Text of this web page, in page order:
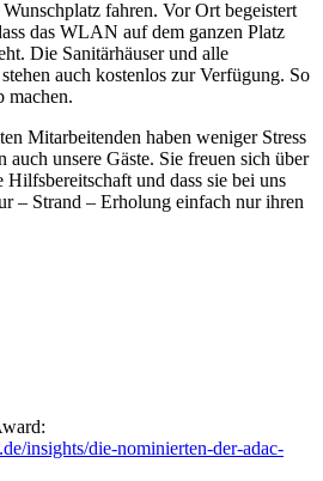
fahren. Vor Ort begeistert
das WLAN auf dem ganzen Platz
Die Sanitärhäuser und alle
auch kostenlos zur Verfügung. So
machen.
Mitarbeitenden haben weniger Stress
auch unsere Gäste. Sie freuen sich über
Hilfsbereitschaft und dass sie bei uns
– Strand – Erholung einfach nur ihren
insights/die-nominierten-der-adac-